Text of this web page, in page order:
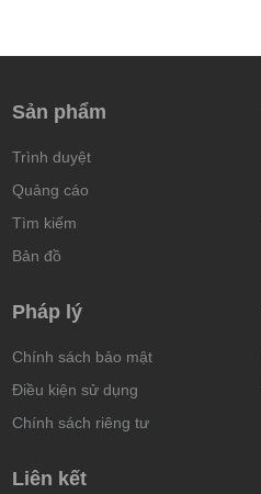
Sản phẩm
Trình duyệt
Quảng cáo
Tìm kiếm
Bản đồ
Pháp lý
Chính sách bảo mật
Điều kiện sử dụng
Chính sách riêng tư
Liên kết